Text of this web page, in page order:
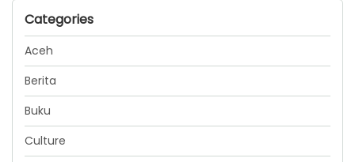
Categories
Aceh
Berita
Buku
Culture